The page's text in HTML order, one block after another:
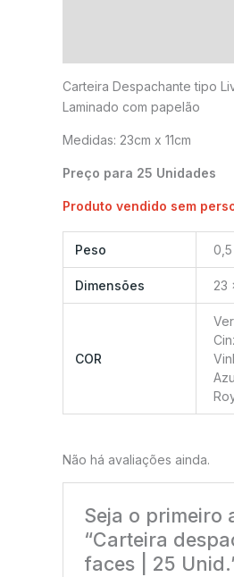
Carteira Despachante tipo
Laminado com papelão
Medidas: 23cm x 11cm
Preço para 25 Unidades
Produto vendido sem
Peso
Dimensões 23
COR
Não há avaliações ainda.
Seja o primeiro
“Carteira
faces | 25